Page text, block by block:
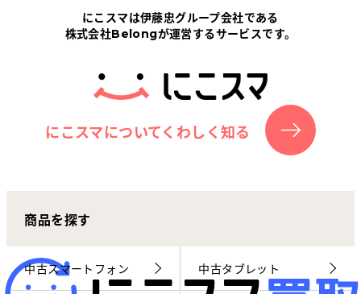
にこスマについて
サポートセンター
お客さまの声
にこスマ通信
マイページ
にこスマは伊藤忠グループ会社である
株式会社Belongが運営するサービスです。
にこスマについてくわしく知る
商品を探す
中古スマートフォン 中古タブレット